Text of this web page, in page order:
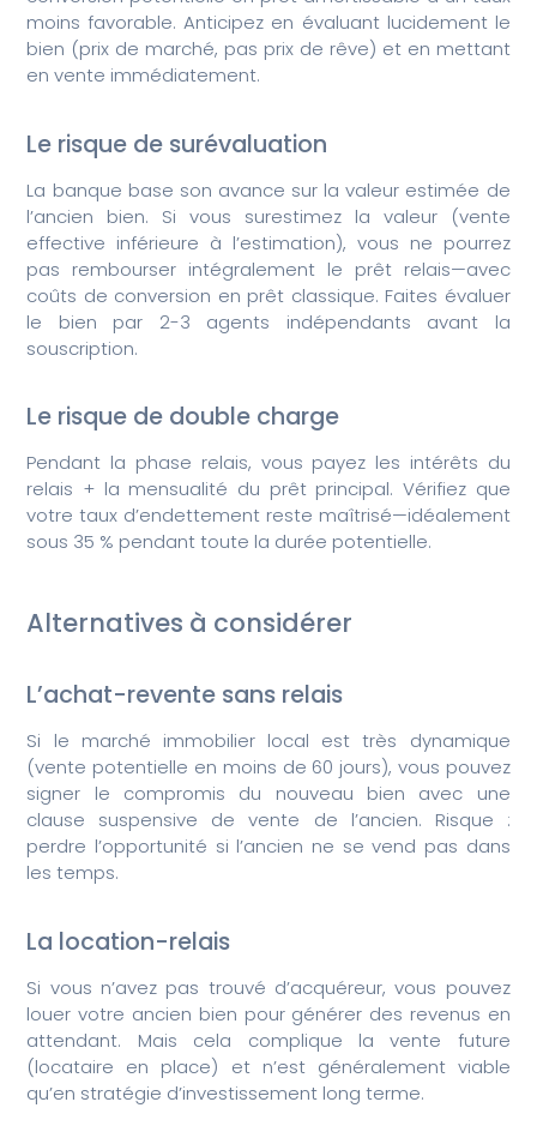
moins favorable. Anticipez en évaluant lucidement le
bien (prix de marché, pas prix de rêve) et en mettant
en vente immédiatement.
Le risque de surévaluation
La banque base son avance sur la valeur estimée de
l’ancien bien. Si vous surestimez la valeur (vente
effective inférieure à l’estimation), vous ne pourrez
pas rembourser intégralement le prêt relais—avec
coûts de conversion en prêt classique. Faites évaluer
le bien par 2-3 agents indépendants avant la
souscription.
Le risque de double charge
Pendant la phase relais, vous payez les intérêts du
relais + la mensualité du prêt principal. Vérifiez que
votre taux d’endettement reste maîtrisé—idéalement
sous 35 % pendant toute la durée potentielle.
Alternatives à considérer
L’achat-revente sans relais
Si le marché immobilier local est très dynamique
(vente potentielle en moins de 60 jours), vous pouvez
signer le compromis du nouveau bien avec une
clause suspensive de vente de l’ancien. Risque :
perdre l’opportunité si l’ancien ne se vend pas dans
les temps.
La location-relais
Si vous n’avez pas trouvé d’acquéreur, vous pouvez
louer votre ancien bien pour générer des revenus en
attendant. Mais cela complique la vente future
(locataire en place) et n’est généralement viable
qu’en stratégie d’investissement long terme.